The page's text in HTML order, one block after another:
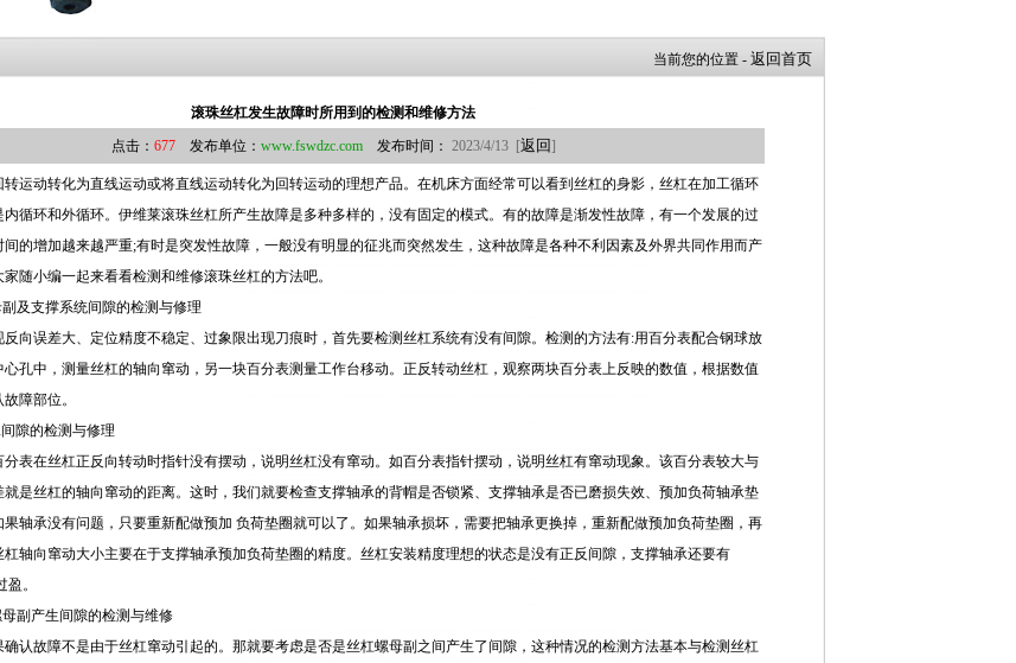
当前您的位置 - 返回首页
滚珠丝杠发生故障时所用到的检测和维修方法
点击： 677发布单位： www.fswdzc.com发布时间： 2023/4/13 [返回]
转运动转化为直线运动或将直线运动转化为回转运动的理想产品。在机床方面经常可以看到丝杠的身影，丝杠在加工循环
循环和外循环。伊维莱滚珠丝杠所产生故障是多种多样的，没有固定的模式。有的故障是渐发性故障，有一个发展的过
间的增加越来越严重;有时是突发性故障，一般没有明显的征兆而突然发生，这种故障是各种不利因素及外界共同作用而产
随小编一起来看看检测和维修滚珠丝杠的方法吧。
及支撑系统间隙的检测与修理
反向误差大、定位精度不稳定、过象限出现刀痕时，首先要检测丝杠系统有没有间隙。检测的方法有:用百分表配合钢球放
孔中，测量丝杠的轴向窜动，另一块百分表测量工作台移动。正反转动丝杠，观察两块百分表上反映的数值，根据数值
障部位。
隙的检测与修理
分表在丝杠正反向转动时指针没有摆动，说明丝杠没有窜动。如百分表指针摆动，说明丝杠有窜动现象。该百分表较大与
就是丝杠的轴向窜动的距离。这时，我们就要检查支撑轴承的背帽是否锁紧、支撑轴承是否已磨损失效、预加负荷轴承垫
果轴承没有问题，只要重新配做预加 负荷垫圈就可以了。如果轴承损坏，需要把轴承更换掉，重新配做预加负荷垫圈，再
杠轴向窜动大小主要在于支撑轴承预加负荷垫圈的精度。丝杠安装精度理想的状态是没有正反间隙，支撑轴承还要有
盈。
副产生间隙的检测与维修
确认故障不是由于丝杠窜动引起的。那就要考虑是否是丝杠螺母副之间产生了间隙，这种情况的检测方法基本与检测丝杠